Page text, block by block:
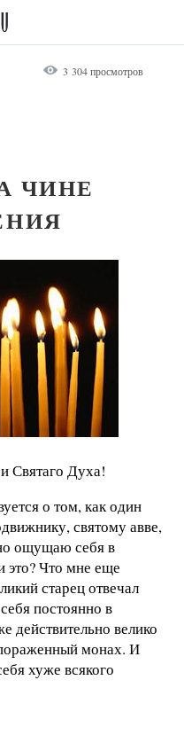
3 304 просмотров
ЧИНЕ
Святаго Духа!
о том, как один
святому авве,
ощущаю себя в
это? Что мне еще
старец отвечал
постоянно в
действительно велико
монах. И
хуже всякого